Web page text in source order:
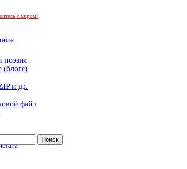
с миром!
поэзия
(блоге)
и др.
файл